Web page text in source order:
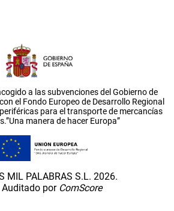
a las subvenciones del Gobierno de
el Fondo Europeo de Desarrollo Regional
para el transporte de mercancías
manera de hacer Europa”
MIL PALABRAS S.L. 2026.
Auditado por ComScore